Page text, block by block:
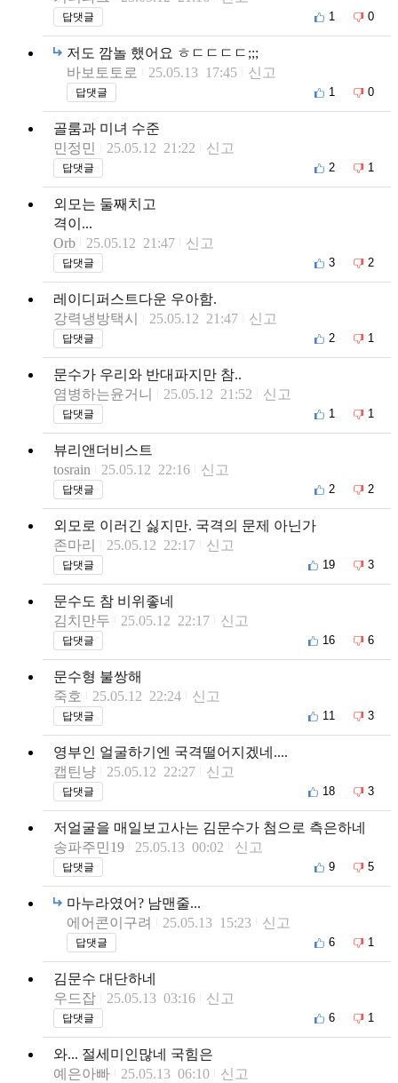
답댓글 1 0
저도 깜놀 했어요 ㅎㄷㄷㄷㄷ;;;
바보토토로
25.05.13 17:45 신고
답댓글 1 0
골룸과 미녀 수준
민정민
25.05.12 21:22 신고
답댓글 2 1
외모는 둘째치고
격이...
Orb
25.05.12 21:47 신고
답댓글 3 2
레이디퍼스트다운 우아함.
강력냉방택시
25.05.12 21:47 신고
답댓글 2 1
문수가 우리와 반대파지만 참..
염병하는윤거니
25.05.12 21:52 신고
답댓글 1 1
뷰리앤더비스트
tosrain
25.05.12 22:16 신고
답댓글 2 2
외모로 이러긴 싫지만. 국격의 문제 아닌가
존마리
25.05.12 22:17 신고
답댓글 19 3
문수도 참 비위좋네
김치만두
25.05.12 22:17 신고
답댓글 16 6
문수형 불쌍해
죽호
25.05.12 22:24 신고
답댓글 11 3
영부인 얼굴하기엔 국격떨어지겠네....
캡틴냥
25.05.12 22:27 신고
답댓글 18 3
저얼굴을 매일보고사는 김문수가 첨으로 측은하네
송파주민19
25.05.13 00:02 신고
답댓글 9 5
마누라였어? 남맨줄...
에어콘이구려
25.05.13 15:23 신고
답댓글 6 1
김문수 대단하네
우드잡
25.05.13 03:16 신고
답댓글 6 1
와... 절세미인많네 국힘은
예은아빠
25.05.13 06:10 신고